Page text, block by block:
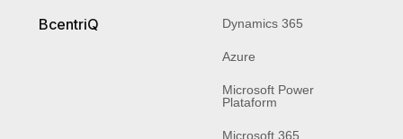
BcentriQ
Dynamics 365
Azure
Microsoft Power
Plataform
Microsoft 365